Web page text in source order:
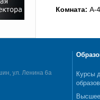
Комната: А-
ул. Ленина 6а
Курсы